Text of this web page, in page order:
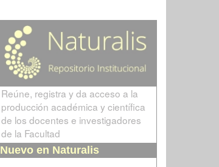
Reúne, registra y da acceso a la
producción académica y científica
de los docentes e investigadores
de la Facultad
Nuevo en Naturalis